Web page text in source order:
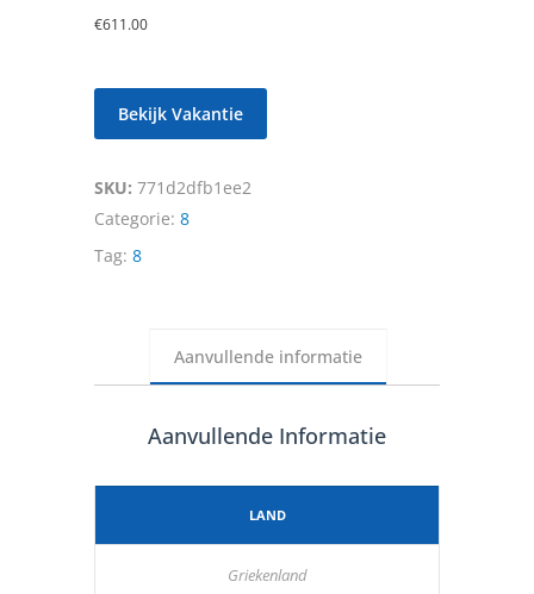
€611.00
Bekijk Vakantie
SKU: 771d2dfb1ee2
Categorie: 8
Tag: 8
Aanvullende informatie
Aanvullende Informatie
LAND
Griekenland